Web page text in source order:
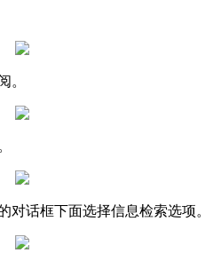
。
对话框下面选择信息检索选项。